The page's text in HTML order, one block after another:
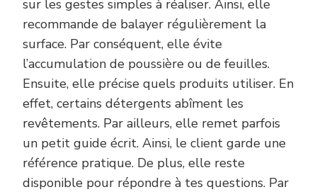
sur les gestes simples à réaliser. Ainsi, elle
recommande de balayer régulièrement la
surface. Par conséquent, elle évite
l’accumulation de poussière ou de feuilles.
Ensuite, elle précise quels produits utiliser. En
effet, certains détergents abîment les
revêtements. Par ailleurs, elle remet parfois
un petit guide écrit. Ainsi, le client garde une
référence pratique. De plus, elle reste
disponible pour répondre à tes questions. Par